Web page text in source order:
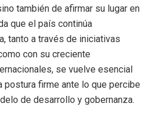
también de afirmar su lugar en
que el país continúa
tanto a través de iniciativas
con su creciente
se vuelve esencial
postura firme ante lo que percibe
de desarrollo y gobernanza.